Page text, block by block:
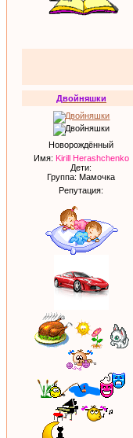
Двойняшки
Новорождённый
Имя: Kirill Herashchenko
Дети:
Группа: Мамочка
Репутация: